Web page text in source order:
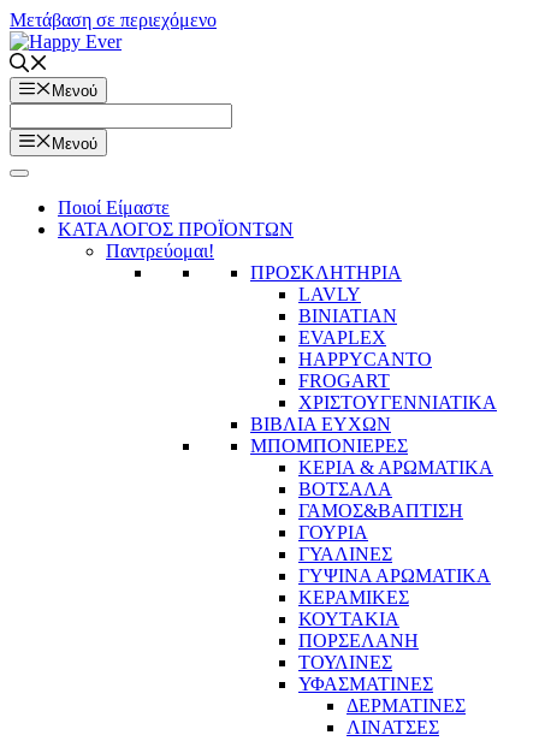
Μετάβαση σε περιεχόμενο
Μενού
Μενού
Ποιοί Είμαστε
ΚΑΤΑΛΟΓΟΣ ΠΡΟΪΟΝΤΩΝ
Παντρεύομαι!
ΠΡΟΣΚΛΗΤΗΡΙΑ
LAVLY
BINIATIAN
EVAPLEX
HAPPYCANTO
FROGART
ΧΡΙΣΤΟΥΓΕΝΝΙΑΤΙΚΑ
ΒΙΒΛΙΑ ΕΥΧΩΝ
ΜΠΟΜΠΟΝΙΕΡΕΣ
ΚΕΡΙΑ & ΑΡΩΜΑΤΙΚΑ
ΒΟΤΣΑΛΑ
ΓΑΜΟΣ&ΒΑΠΤΙΣΗ
ΓΟΥΡΙΑ
ΓΥΑΛΙΝΕΣ
ΓΥΨΙΝΑ ΑΡΩΜΑΤΙΚΑ
ΚΕΡΑΜΙΚΕΣ
ΚΟΥΤΑΚΙΑ
ΠΟΡΣΕΛΑΝΗ
ΤΟΥΛΙΝΕΣ
ΥΦΑΣΜΑΤΙΝΕΣ
ΔΕΡΜΑΤΙΝΕΣ
ΛΙΝΑΤΣΕΣ